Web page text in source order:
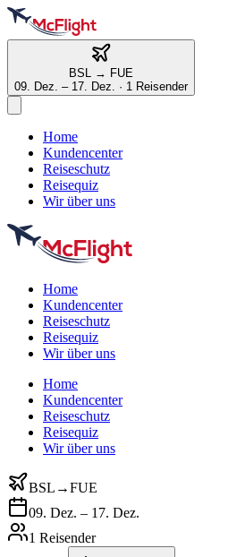
BSL → FUE
09. Dez. – 17. Dez. · 1 Reisender
Home
Kundencenter
Reiseschutz
Reisequiz
Wir über uns
Home
Kundencenter
Reiseschutz
Reisequiz
Wir über uns
Home
Kundencenter
Reiseschutz
Reisequiz
Wir über uns
BSL →FUE
09. Dez. – 17. Dez.
1 Reisender